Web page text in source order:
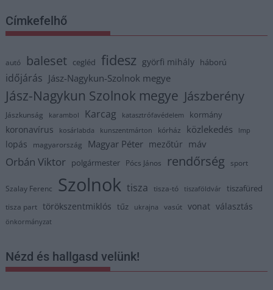
Címkefelhő
autó baleset cegléd fidesz györfi mihály háború
időjárás Jász-Nagykun-Szolnok megye
Jász-Nagykun Szolnok megye Jászberény
Jászkunság karambol Karcag katasztrófavédelem kormány
koronavírus kosárlabda kunszentmárton kórház közlekedés lmp
lopás magyarország Magyar Péter mezőtúr máv
Orbán Viktor polgármester Pócs János rendőrség sport
Szalay Ferenc Szolnok tisza tisza-tó tiszaföldvár tiszafüred
tisza part törökszentmiklós tűz ukrajna vasút vonat választás
önkormányzat
Nézd és hallgasd velünk!